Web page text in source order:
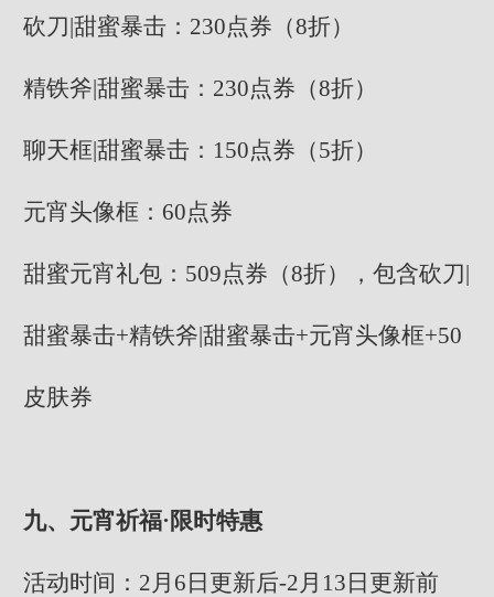
砍刀|甜蜜暴击：230点券（8折）
精铁斧|甜蜜暴击：230点券（8折）
聊天框|甜蜜暴击：150点券（5折）
元宵头像框：60点券
甜蜜元宵礼包：509点券（8折），包含砍刀|
甜蜜暴击+精铁斧|甜蜜暴击+元宵头像框+50
皮肤券
九、元宵祈福·限时特惠
活动时间：2月6日更新后-2月13日更新前